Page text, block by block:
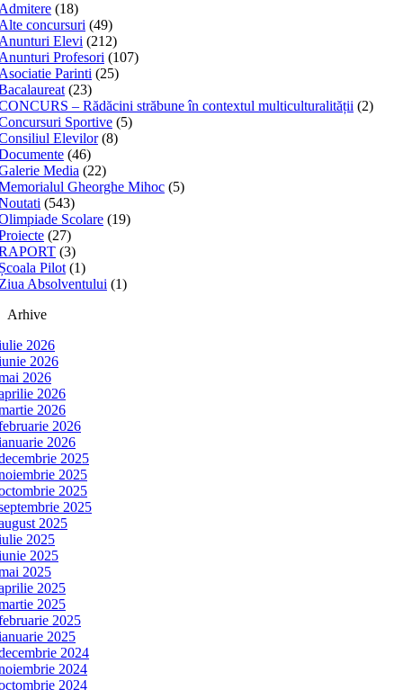
(18)
concursuri (49)
Elevi (212)
Profesori (107)
Parinti (25)
(23)
– Rădăcini străbune în contextul multiculturalității (2)
Sportive (5)
Elevilor(8)
(46)
Media (22)
Gheorghe Mihoc (5)
(543)
Scolare (19)
(27)
(3)
Pilot(1)
Absolventului (1)
Arhive
2026
2026
2026
2026
2026
2026
2026
2025
2025
2025
2025
2025
2025
2025
2025
2025
2025
2025
2025
2024
2024
2024